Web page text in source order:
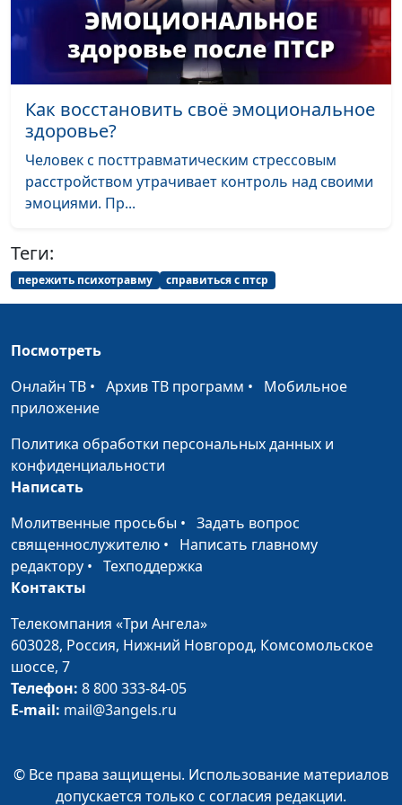
3 этапа отношений
с абьюзером
Александр Сахаров,
священнослужитель,
консультант по семейным
взаимоотношениям
#5
Как уйти от
абьюзера
безболезненно?
Александр Сахаров,
взаимоотношениям
#4
Где найти силы уйти
взаимоотношениям
взаимоотношениям
Как понять, что мой
муж абьюзер?
консультант по семейным
Как восстановить своё эмоциональное
здоровье?
Человек с посттравматическим стрессовым
расстройством утрачивает контроль над своими
эмоциями. Пр...
Теги:
пережить психотравму справиться с птср
Посмотреть
Онлайн ТВ • Архив ТВ программ • Мобильное
приложение
Политика обработки персональных данных и
конфиденциальности
Написать
Молитвенные просьбы • Задать вопрос
священнослужителю • Написать главному
редактору • Техподдержка
Контакты
Телекомпания «Три Ангела»
603028, Россия, Нижний Новгород, Комсомольское
шоссе, 7
Телефон: 8 800 333-84-05
E-mail: mail@3angels.ru
© Все права защищены. Использование материалов
допускается только с согласия редакции.